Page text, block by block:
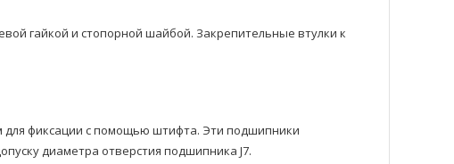
гайкой и стопорной шайбой. Закрепительные втулки к
для фиксации с помощью штифта. Эти подшипники
диаметра отверстия подшипника J7.